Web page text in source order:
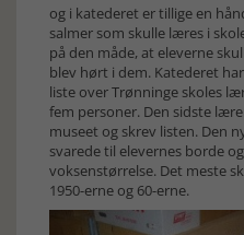
og i katederet er tillige en
salmer som skulle læres i
på den måde, at eleverne
blev hørt i dem. Katederet
liste over Trønninge skoles
fem personer. Den sidste
museet og skrev listen. Den
svarede til elevernes borde
voksenstørrelse. Det meste
1950-erne og 60-erne.